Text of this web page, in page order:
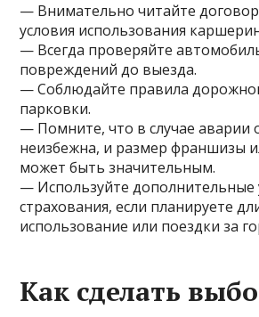
— Внимательно читайте
условия использования
— Всегда проверяйте
повреждений до выезда.
— Соблюдайте правила
парковки.
— Помните, что в случае аварии
неизбежна, и размер франшизы
может быть значительным.
— Используйте дополнительные
страхования, если планируете
использование или поездки за
Как сделать